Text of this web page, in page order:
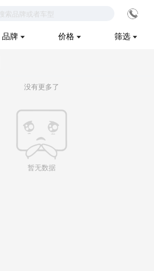
搜索品牌或者车型
品牌 价格 筛选
没有更多了